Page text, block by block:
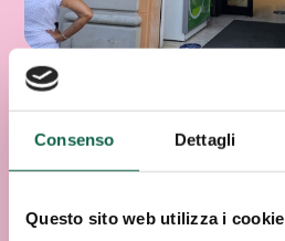
Consenso Dettagli
Questo sito web utilizza i cookie